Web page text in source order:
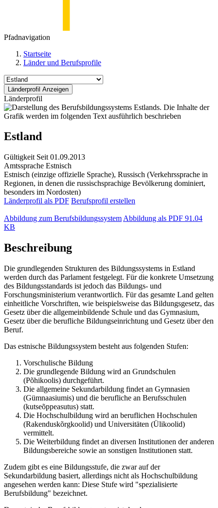
Pfadnavigation
Startseite
Länder und Berufsprofile
Länderprofil
Estland
Gültigkeit Seit 01.09.2013
Amtssprache Estnisch
Estnisch (einzige offizielle Sprache), Russisch (Verkehrssprache in
Regionen, in denen die russischsprachige Bevölkerung dominiert,
besonders im Nordosten)
Länderprofil als PDF Berufsprofil erstellen
Abbildung zum Berufsbildungssystem Abbildung als PDF 91.04
KB
Beschreibung
Die grundlegenden Strukturen des Bildungssystems in Estland
werden durch das Parlament festgelegt. Für die konkrete Umsetzung
des Bildungsstandards ist jedoch das Bildungs- und
Forschungsministerium verantwortlich. Für das gesamte Land gelten
einheitliche Vorschriften, wie beispielsweise das Bildungsgesetz, das
Gesetz über die allgemeinbildende Schule und das Gymnasium,
Gesetz über die berufliche Bildungseinrichtung und Gesetz über den
Beruf.
Das estnische Bildungssystem besteht aus folgenden Stufen:
Vorschulische Bildung
Die grundlegende Bildung wird an Grundschulen
(Põhikoolis) durchgeführt.
Die allgemeine Sekundarbildung findet an Gymnasien
(Gümnaasiumis) und die berufliche an Berufsschulen
(kutseõppeasutus) statt.
Die Hochschulbildung wird an beruflichen Hochschulen
(Rakenduskõrgkoolid) und Universitäten (Ülikoolid)
vermittelt.
Die Weiterbildung findet an diversen Institutionen der anderen
Bildungsbereiche sowie an sonstigen Institutionen statt.
Zudem gibt es eine Bildungsstufe, die zwar auf der
Sekundarbildung basiert, allerdings nicht als Hochschulbildung
angesehen werden kann: Diese Stufe wird "spezialisierte
Berufsbildung" bezeichnet.